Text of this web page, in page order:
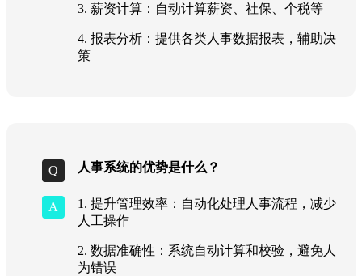
3. 薪资计算：自动计算薪资、社保、个税等
4. 报表分析：提供各类人事数据报表，辅助决
策
人事系统的优势是什么？
1. 提升管理效率：自动化处理人事流程，减少
人工操作
2. 数据准确性：系统自动计算和校验，避免人
为错误